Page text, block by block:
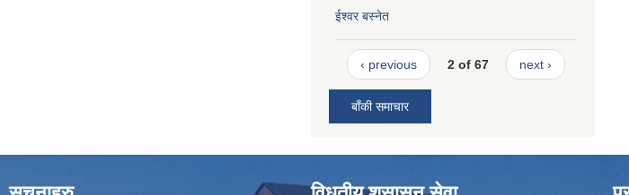
ईश्वर बस्नेत
‹ previous 2 of 67 next ›
बाँकी समाचार